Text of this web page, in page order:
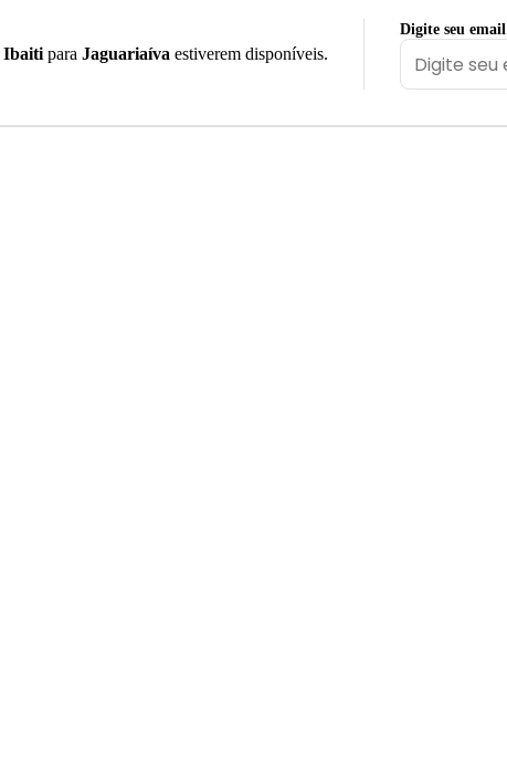
Ibaiti para Jaguariaíva estiverem disponíveis.
Digite seu email